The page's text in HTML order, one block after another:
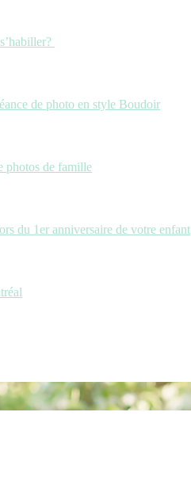
de photo en style Boudoir
photos de famille
du 1er anniversaire de votre enfant